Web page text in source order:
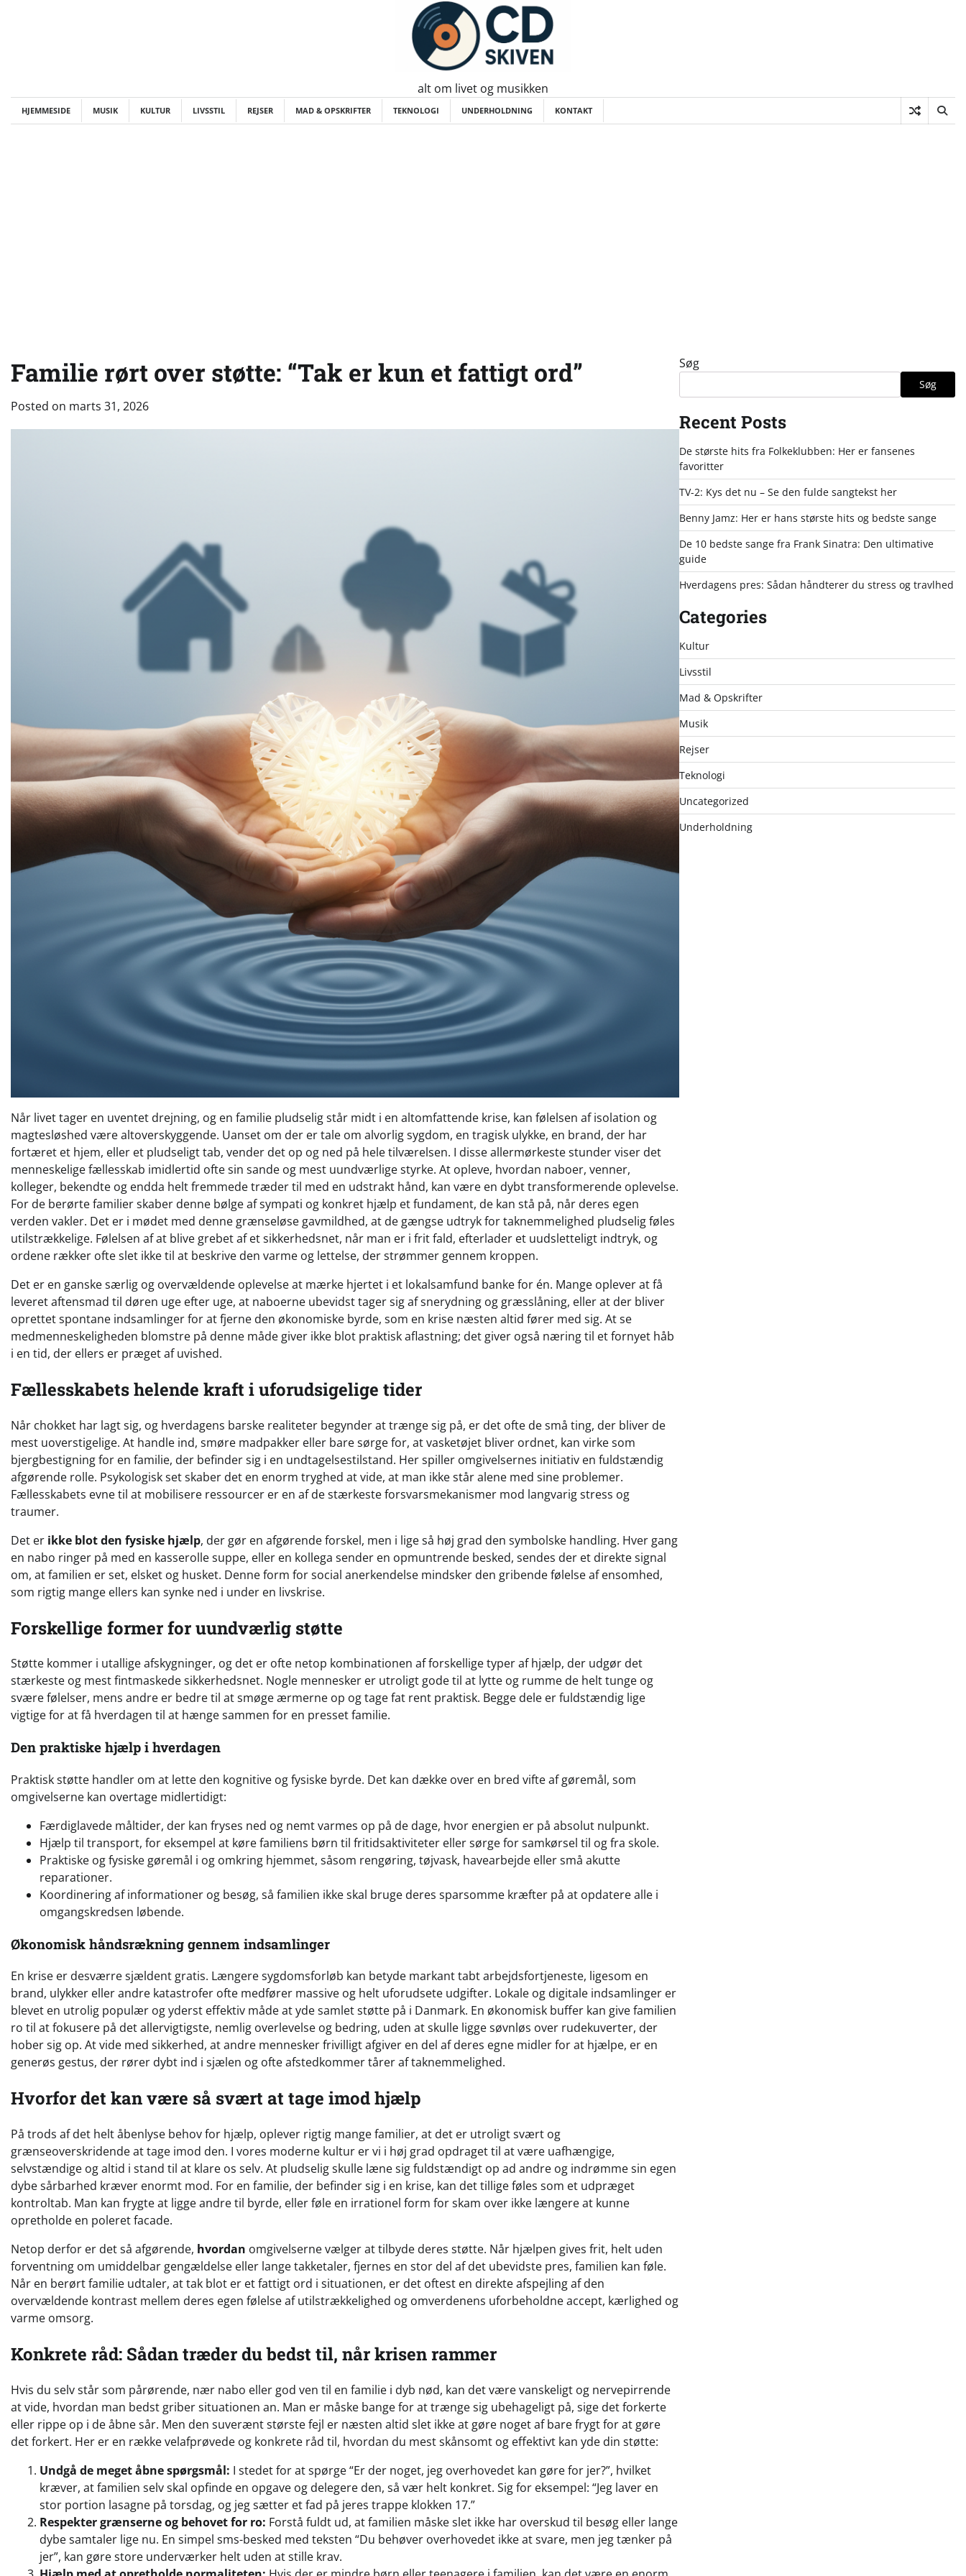
alt om livet og musikken
HJEMMESIDE MUSIK KULTUR LIVSSTIL REJSER MAD & OPSKRIFTER TEKNOLOGI UNDERHOLDNING KONTAKT
Familie rørt over støtte: “Tak er kun et fattigt ord”
Posted on marts 31, 2026
Når livet tager en uventet drejning, og en familie pludselig står midt i en altomfattende krise, kan følelsen af isolation og
magtesløshed være altoverskyggende. Uanset om der er tale om alvorlig sygdom, en tragisk ulykke, en brand, der har
fortæret et hjem, eller et pludseligt tab, vender det op og ned på hele tilværelsen. I disse allermørkeste stunder viser det
menneskelige fællesskab imidlertid ofte sin sande og mest uundværlige styrke. At opleve, hvordan naboer, venner,
kolleger, bekendte og endda helt fremmede træder til med en udstrakt hånd, kan være en dybt transformerende oplevelse.
For de berørte familier skaber denne bølge af sympati og konkret hjælp et fundament, de kan stå på, når deres egen
verden vakler. Det er i mødet med denne grænseløse gavmildhed, at de gængse udtryk for taknemmelighed pludselig føles
utilstrækkelige. Følelsen af at blive grebet af et sikkerhedsnet, når man er i frit fald, efterlader et uudsletteligt indtryk, og
ordene rækker ofte slet ikke til at beskrive den varme og lettelse, der strømmer gennem kroppen.
Det er en ganske særlig og overvældende oplevelse at mærke hjertet i et lokalsamfund banke for én. Mange oplever at få
leveret aftensmad til døren uge efter uge, at naboerne ubevidst tager sig af snerydning og græsslåning, eller at der bliver
oprettet spontane indsamlinger for at fjerne den økonomiske byrde, som en krise næsten altid fører med sig. At se
medmenneskeligheden blomstre på denne måde giver ikke blot praktisk aflastning; det giver også næring til et fornyet håb
i en tid, der ellers er præget af uvished.
Fællesskabets helende kraft i uforudsigelige tider
Når chokket har lagt sig, og hverdagens barske realiteter begynder at trænge sig på, er det ofte de små ting, der bliver de
mest uoverstigelige. At handle ind, smøre madpakker eller bare sørge for, at vasketøjet bliver ordnet, kan virke som
bjergbestigning for en familie, der befinder sig i en undtagelsestilstand. Her spiller omgivelsernes initiativ en fuldstændig
afgørende rolle. Psykologisk set skaber det en enorm tryghed at vide, at man ikke står alene med sine problemer.
Fællesskabets evne til at mobilisere ressourcer er en af de stærkeste forsvarsmekanismer mod langvarig stress og
traumer.
Det er ikke blot den fysiske hjælp, der gør en afgørende forskel, men i lige så høj grad den symbolske handling. Hver gang
en nabo ringer på med en kasserolle suppe, eller en kollega sender en opmuntrende besked, sendes der et direkte signal
om, at familien er set, elsket og husket. Denne form for social anerkendelse mindsker den gribende følelse af ensomhed,
som rigtig mange ellers kan synke ned i under en livskrise.
Forskellige former for uundværlig støtte
Støtte kommer i utallige afskygninger, og det er ofte netop kombinationen af forskellige typer af hjælp, der udgør det
stærkeste og mest fintmaskede sikkerhedsnet. Nogle mennesker er utroligt gode til at lytte og rumme de helt tunge og
svære følelser, mens andre er bedre til at smøge ærmerne op og tage fat rent praktisk. Begge dele er fuldstændig lige
vigtige for at få hverdagen til at hænge sammen for en presset familie.
Den praktiske hjælp i hverdagen
Praktisk støtte handler om at lette den kognitive og fysiske byrde. Det kan dække over en bred vifte af gøremål, som
omgivelserne kan overtage midlertidigt:
Færdiglavede måltider, der kan fryses ned og nemt varmes op på de dage, hvor energien er på absolut nulpunkt.
Hjælp til transport, for eksempel at køre familiens børn til fritidsaktiviteter eller sørge for samkørsel til og fra skole.
Praktiske og fysiske gøremål i og omkring hjemmet, såsom rengøring, tøjvask, havearbejde eller små akutte
reparationer.
Koordinering af informationer og besøg, så familien ikke skal bruge deres sparsomme kræfter på at opdatere alle i
omgangskredsen løbende.
Økonomisk håndsrækning gennem indsamlinger
En krise er desværre sjældent gratis. Længere sygdomsforløb kan betyde markant tabt arbejdsfortjeneste, ligesom en
brand, ulykker eller andre katastrofer ofte medfører massive og helt uforudsete udgifter. Lokale og digitale indsamlinger er
blevet en utrolig populær og yderst effektiv måde at yde samlet støtte på i Danmark. En økonomisk buffer kan give familien
ro til at fokusere på det allervigtigste, nemlig overlevelse og bedring, uden at skulle ligge søvnløs over rudekuverter, der
hober sig op. At vide med sikkerhed, at andre mennesker frivilligt afgiver en del af deres egne midler for at hjælpe, er en
generøs gestus, der rører dybt ind i sjælen og ofte afstedkommer tårer af taknemmelighed.
Hvorfor det kan være så svært at tage imod hjælp
På trods af det helt åbenlyse behov for hjælp, oplever rigtig mange familier, at det er utroligt svært og
grænseoverskridende at tage imod den. I vores moderne kultur er vi i høj grad opdraget til at være uafhængige,
selvstændige og altid i stand til at klare os selv. At pludselig skulle læne sig fuldstændigt op ad andre og indrømme sin egen
dybe sårbarhed kræver enormt mod. For en familie, der befinder sig i en krise, kan det tillige føles som et udpræget
kontroltab. Man kan frygte at ligge andre til byrde, eller føle en irrationel form for skam over ikke længere at kunne
opretholde en poleret facade.
Netop derfor er det så afgørende, hvordan omgivelserne vælger at tilbyde deres støtte. Når hjælpen gives frit, helt uden
forventning om umiddelbar gengældelse eller lange takketaler, fjernes en stor del af det ubevidste pres, familien kan føle.
Når en berørt familie udtaler, at tak blot er et fattigt ord i situationen, er det oftest en direkte afspejling af den
overvældende kontrast mellem deres egen følelse af utilstrækkelighed og omverdenens uforbeholdne accept, kærlighed og
varme omsorg.
Konkrete råd: Sådan træder du bedst til, når krisen rammer
Hvis du selv står som pårørende, nær nabo eller god ven til en familie i dyb nød, kan det være vanskeligt og nervepirrende
at vide, hvordan man bedst griber situationen an. Man er måske bange for at trænge sig ubehageligt på, sige det forkerte
eller rippe op i de åbne sår. Men den suverænt største fejl er næsten altid slet ikke at gøre noget af bare frygt for at gøre
det forkert. Her er en række velafprøvede og konkrete råd til, hvordan du mest skånsomt og effektivt kan yde din støtte:
Undgå de meget åbne spørgsmål: I stedet for at spørge “Er der noget, jeg overhovedet kan gøre for jer?”, hvilket
kræver, at familien selv skal opfinde en opgave og delegere den, så vær helt konkret. Sig for eksempel: “Jeg laver en
stor portion lasagne på torsdag, og jeg sætter et fad på jeres trappe klokken 17.”
Respekter grænserne og behovet for ro: Forstå fuldt ud, at familien måske slet ikke har overskud til besøg eller lange
dybe samtaler lige nu. En simpel sms-besked med teksten “Du behøver overhovedet ikke at svare, men jeg tænker på
jer”, kan gøre store underværker helt uden at stille krav.
Søg
Søg
Recent Posts
De største hits fra Folkeklubben: Her er fansenes
favoritter
TV-2: Kys det nu – Se den fulde sangtekst her
Benny Jamz: Her er hans største hits og bedste sange
De 10 bedste sange fra Frank Sinatra: Den ultimative
guide
Hverdagens pres: Sådan håndterer du stress og travlhed
Categories
Kultur
Livsstil
Mad & Opskrifter
Musik
Rejser
Teknologi
Uncategorized
Underholdning